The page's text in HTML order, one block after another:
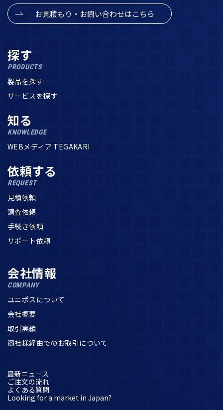
お見積もり・お問い合わせはこちら
探す
PRODUCTS
製品を探す
サービスを探す
知る
KNOWLEDGE
WEBメディア TEGAKARI
依頼する
REQUEST
見積依頼
調査依頼
手続き依頼
サポート依頼
会社情報
COMPANY
ユニポスについて
会社概要
取引実績
商社様経由でのお取引について
最新ニュース
ご注文の流れ
よくある質問
Looking for a market in Japan?